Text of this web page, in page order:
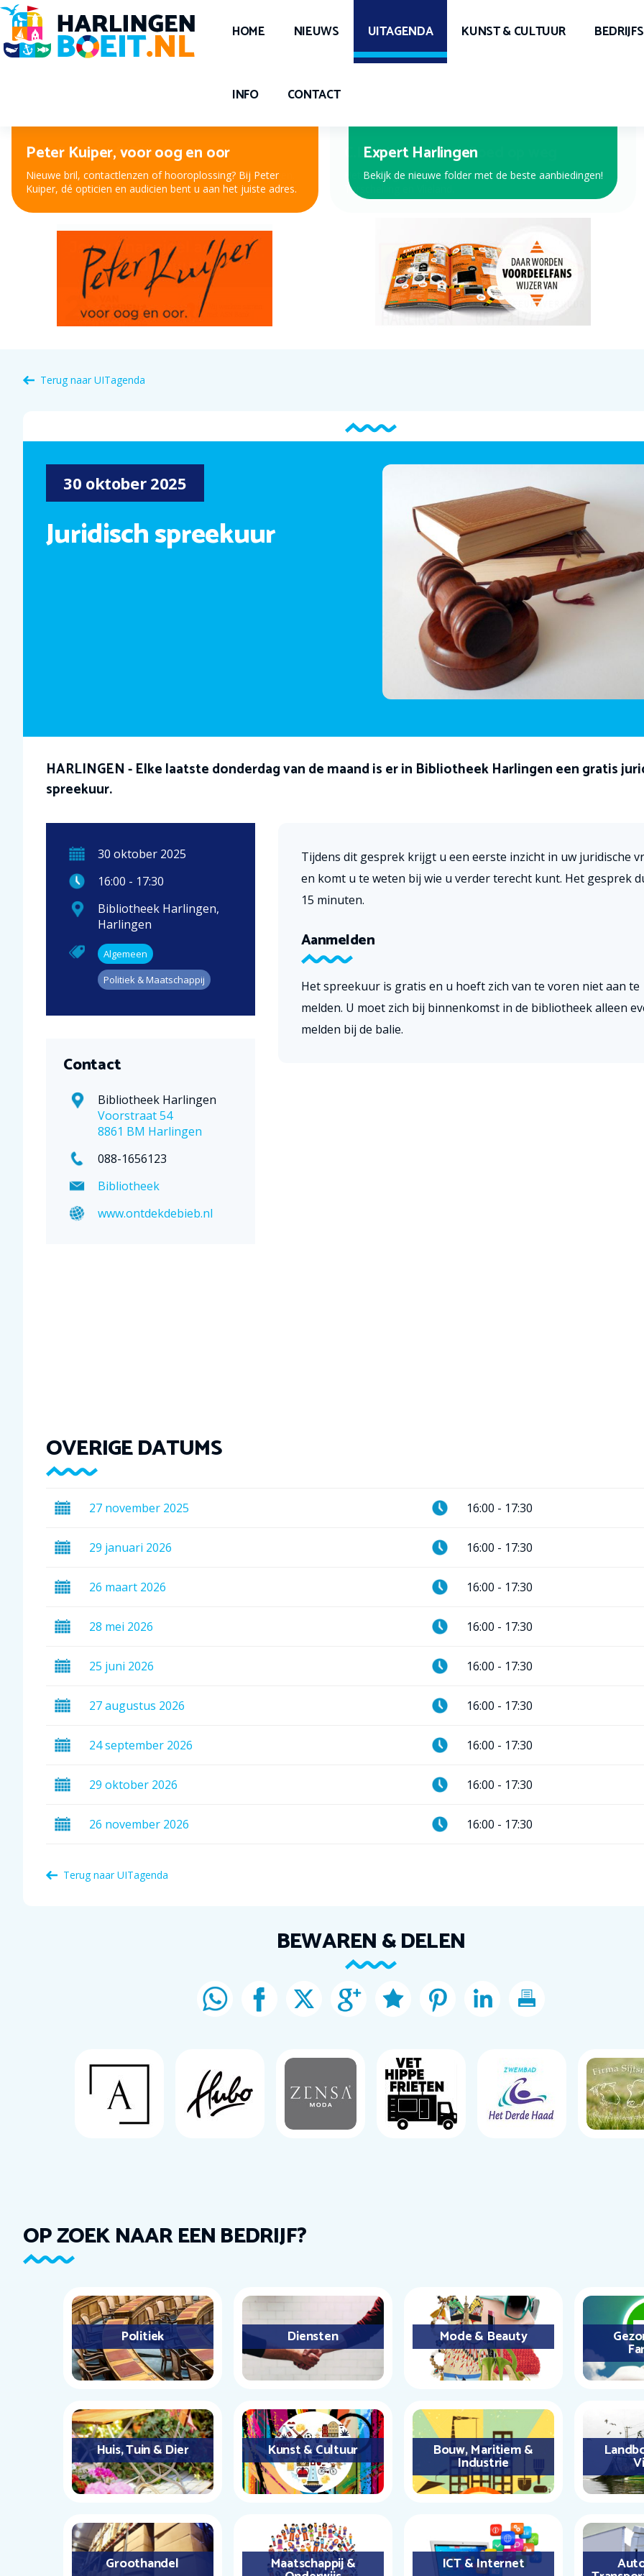
HOME NIEUWS UITAGENDA KUNST & CULTUUR
INFO CONTACT
Peter Kuiper, voor oog en oor
Nieuwe bril, contactlenzen of hooroplossing? Bij Peter
Kuiper, dé opticien en audicien bent u aan het juiste adres.
Expert Harlingen
Bekijk de nieuwe folder met de beste aanbiedingen!
Terug naar UITagenda
30 oktober 2025
Juridisch spreekuur
HARLINGEN - Elke laatste donderdag van de maand is er in Bibliotheek Harlingen een gratis
spreekuur.
30 oktober 2025
16:00 - 17:30
Bibliotheek Harlingen,
Harlingen
Algemeen
Politiek & Maatschappij
Contact
Bibliotheek Harlingen
Voorstraat 54
8861 BM Harlingen
088-1656123
Bibliotheek
www.ontdekdebieb.nl
Tijdens dit gesprek krijgt u een eerste inzicht in uw juridische
en komt u te weten bij wie u verder terecht kunt. Het gesprek
15 minuten.
Aanmelden
Het spreekuur is gratis en u hoeft zich van te voren niet aan te
melden. U moet zich bij binnenkomst in de bibliotheek alleen
melden bij de balie.
OVERIGE DATUMS
27 november 2025 16:00 - 17:30
29 januari 2026 16:00 - 17:30
26 maart 2026 16:00 - 17:30
28 mei 2026 16:00 - 17:30
25 juni 2026 16:00 - 17:30
27augustus 2026 16:00 - 17:30
24september 2026 16:00 - 17:30
29 oktober 2026 16:00 - 17:30
26 november 2026 16:00 - 17:30
Terug naarUITagenda
BEWAREN & DELEN
OP ZOEK NAAR EEN BEDRIJF?
Politiek Diensten Mode & Beauty
Huis, Tuin & Dier Kunst & Cultuur Bouw, Maritiem &
Industrie
Groothandel Maatschappij & ICT & Internet